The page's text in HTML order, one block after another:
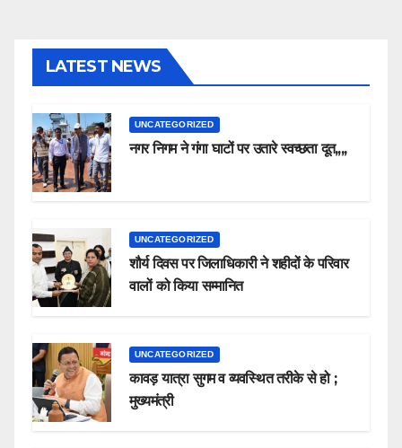
LATEST NEWS
UNCATEGORIZED
नगर निगम ने गंगा घाटों पर उतारे स्वच्छता दूत,,,,
UNCATEGORIZED
शौर्य दिवस पर जिलाधिकारी ने शहीदों के परिवार
वालों को किया सम्मानित
UNCATEGORIZED
कावड़ यात्रा सुगम व व्यवस्थित तरीके से हो ;
मुख्यमंत्री